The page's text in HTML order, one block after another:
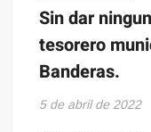
Sin dar
tesorero
Banderas.
5 de abril de 2022